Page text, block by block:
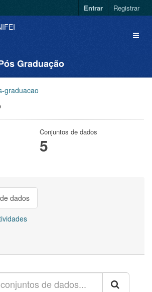
Entrar Registrar
Graduação
Conjuntos de dados
5
dados